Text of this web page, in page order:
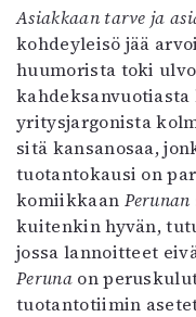
Asiakkaan tarve ja
kohdeyleisö jää
huumorista toki
yritysjargonista
sitä kansanosaa,
tuotantokausi on
komiikkaan Perunan
kuitenkin hyvän,
jossa lannoitteet
Perunaon
tuotantotiimin